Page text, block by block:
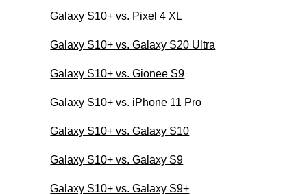
Galaxy S10+ vs. Pixel 4 XL
Galaxy S10+ vs. Galaxy S20 Ultra
Galaxy S10+ vs. Gionee S9
Galaxy S10+ vs. iPhone 11 Pro
Galaxy S10+ vs. Galaxy S10
Galaxy S10+ vs. Galaxy S9
Galaxy S10+ vs. Galaxy S9+